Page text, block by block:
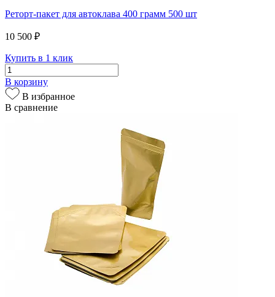
Реторт-пакет для автоклава 400 грамм 500 шт
10 500 ₽
Купить в 1 клик
В корзину
В избранное
В сравнение